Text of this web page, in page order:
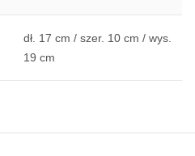
dł. 17 cm / szer. 10 cm / wys.
19 cm